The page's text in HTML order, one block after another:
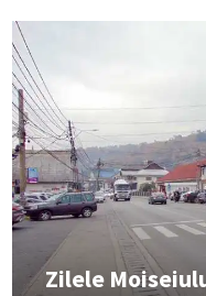
Zilele